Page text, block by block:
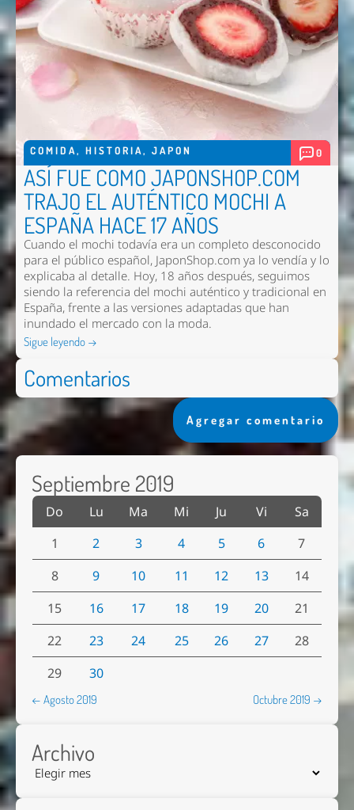
COMIDA, HISTORIA, JAPON 0
ASÍ FUE COMO JAPONSHOP.COM
TRAJO EL AUTÉNTICO MOCHI A
ESPAÑA HACE 17 AÑOS
Cuando el mochi todavía era un completo desconocido
para el público español, JaponShop.com ya lo vendía y lo
explicaba al detalle. Hoy, 18 años después, seguimos
siendo la referencia del mochi auténtico y tradicional en
España, frente a las versiones adaptadas que han
inundado el mercado con la moda.
Sigue leyendo →
Comentarios
Agregar comentario
Septiembre 2019
Do Lu Ma Mi Ju Vi
Sa
1
2 3 4 5 6
7
8
9 10 11 12 13
14
15
16 17 18 19 20
21
22
23 24 25 26 27
28
29
30
← Agosto 2019 Octubre 2019 →
Archivo